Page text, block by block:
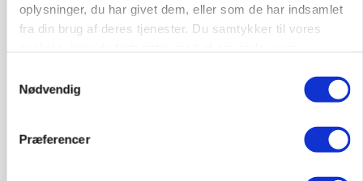
oplysninger, du har givet dem, eller som de har indsamlet
fra din brug af deres tjenester. Du samtykker til vores
Nødvendig
Præferencer
»Nu stopper I«: Landbrugsdebattør og